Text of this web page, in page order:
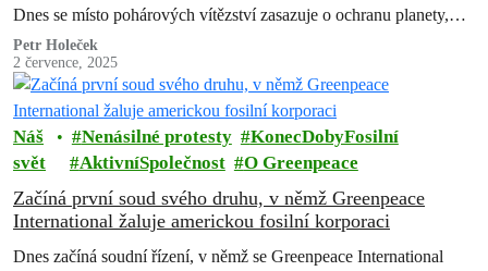
Dnes se místo pohárových vítězství zasazuje o ochranu planety,
cestuje s Greenpeace do…
Petr Holeček
2 července, 2025
Náš
svět
Nenásilné protesty
KonecDobyFosilní
AktivníSpolečnost
O Greenpeace
Začíná první soud svého druhu, v němž Greenpeace
International žaluje americkou fosilní korporaci
Dnes začíná soudní řízení, v němž se Greenpeace International